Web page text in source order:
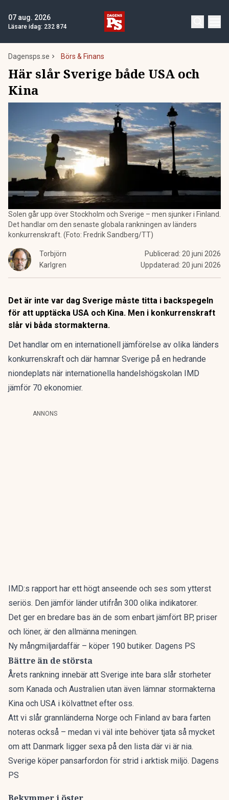
07 aug. 2026
Läsare idag: 232 874
Dagensps.se Börs & Finans
Här slår Sverige både USA och
Kina
Solen går upp över Stockholm och Sverige – men sjunker i Finland.
Det handlar om den senaste globala rankningen av länders
konkurrenskraft. (Foto: Fredrik Sandberg/TT)
Torbjörn
Karlgren
Publicerad: 20 juni 2026
Uppdaterad: 20 juni 2026
Det är inte var dag Sverige måste titta i backspegeln
för att upptäcka USA och Kina. Men i konkurrenskraft
slår vi båda stormakterna.
Det handlar om en internationell jämförelse av olika länders
konkurrenskraft och där hamnar Sverige på en hedrande
niondeplats när internationella handelshögskolan IMD
jämför 70 ekonomier.
ANNONS
IMD:s rapport har ett högt anseende och ses som ytterst
seriös. Den jämför länder utifrån 300 olika indikatorer.
Det ger en bredare bas än de som enbart jämfört BP, priser
och löner, är den allmänna meningen.
Ny mångmiljardaffär – köper 190 butiker. Dagens PS
Bättre än de största
Årets rankning innebär att Sverige inte bara slår storheter
som Kanada och Australien utan även lämnar stormakterna
Kina och USA i kölvattnet efter oss.
Att vi slår grannländerna Norge och Finland av bara farten
noteras också – medan vi väl inte behöver tjata så mycket
om att Danmark ligger sexa på den lista där vi är nia.
Sverige köper pansarfordon för strid i arktisk miljö. Dagens
PS